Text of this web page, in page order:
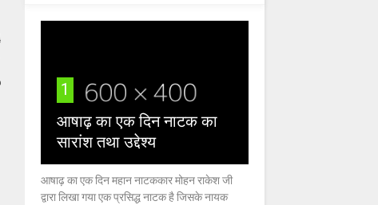
1
आषाढ़ का एक दिन नाटक का
सारांश तथा उद्देश्य
आषाढ़ का एक दिन महान नाटककार मोहन राकेश जी
द्वारा लिखा गया एक प्रसिद्ध नाटक है जिसके नायक